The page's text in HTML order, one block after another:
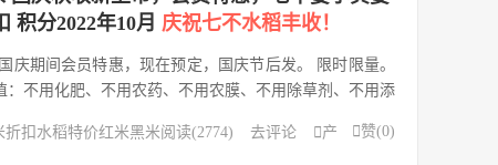
积分2022年10月 庆祝七不水稻丰收！
期间会员特惠，现在预定，国庆节后发。 限时限量。
：不用化肥、不用农药、不用农膜、不用除草剂、不用添
(*´∀`)ﾉﾟ.:｡ 来一碗好米饭 真正自然天然好稻米来自明
种非杂交水...
赞(0)
折扣 水稻特价红米黑米阅读(2774) 去评论 产